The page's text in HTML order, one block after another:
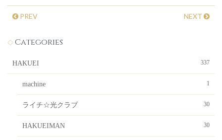
PREV NEXT
Categories
HAKUEI 337
machine 1
ライチ☆光クラブ 30
HAKUEIMAN 30